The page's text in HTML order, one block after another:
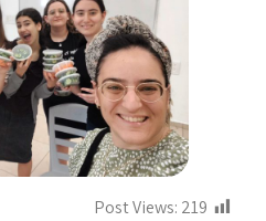
Post Views: 219